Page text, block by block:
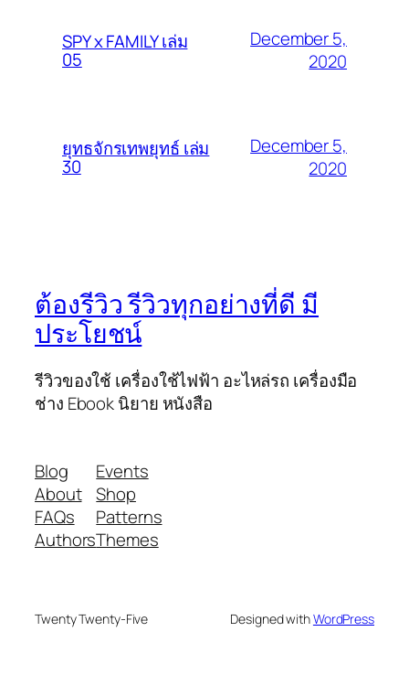
SPY x FAMILY เล่ม
05
December 5,
2020
ยุทธจักรเทพยุทธ์ เล่ม
30
December 5,
2020
ต้องรีวิว รีวิวทุกอย่างที่ดี มี
ประโยชน์
รีวิวของใช้ เครื่องใช้ไฟฟ้า อะไหล่รถ เครื่องมือ
ช่าง Ebook นิยาย หนังสือ
Blog
About
FAQs
Authors
Events
Shop
Patterns
Themes
Twenty Twenty-Five Designed withWordPress